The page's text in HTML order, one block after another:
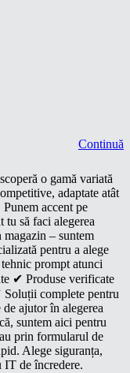
Continuă
o gamă variată
adaptate atât
accent pe
tu să faci alegerea
– suntem
pentru a alege
prompt atunci
✔ Produse verificate
complete pentru
ajutor în alegerea
suntem aici pentru
prin formularul de
Alege siguranța,
IT de încredere.